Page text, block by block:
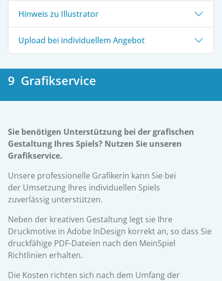
Hinweis zu Illustrator
Upload bei individuellem Angebot
9 Grafikservice
Sie benötigen Unterstützung bei der grafischen
Gestaltung Ihres Spiels? Nutzen Sie unseren
Grafikservice.
Unsere professionelle Grafikerin kann Sie bei
der Umsetzung Ihres individuellen Spiels
zuverlässig unterstützen.
Neben der kreativen Gestaltung legt sie Ihre
Druckmotive in Adobe InDesign korrekt an, so dass Sie
druckfähige PDF-Dateien nach den MeinSpiel
Richtlinien erhalten.
Die Kosten richten sich nach dem Umfang der